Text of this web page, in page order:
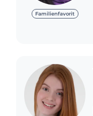
Familienfavorit